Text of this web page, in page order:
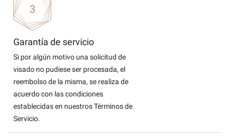
Garantía de servicio
Si por algún motivo una solicitud de
visado no pudiese ser procesada, el
reembolso de la misma, se realiza de
acuerdo con las condiciones
establecidas en nuestros Términos de
Servicio.